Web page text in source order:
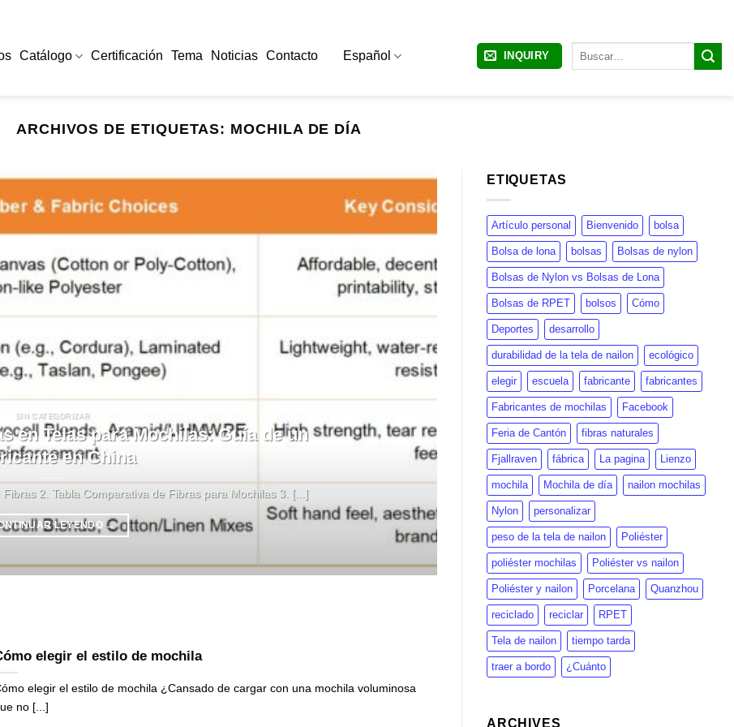
Catálogo Certificación Tema Noticias Contacto Español INQUIRY
ARCHIVOS DE ETIQUETAS: MOCHILA DE DÍA
SIN CATEGORIZAR
en Telas para Mochilas: Guía de un
en China
2. Tabla Comparativa de Fibras para Mochilas 3. [...]
LEYENDO →
elegir el estilo de mochila
elegir el estilo de mochila ¿Cansado de cargar con una mochila voluminosa
no [...]
ETIQUETAS
Artículo personal Bienvenido bolsa
Bolsa de lona bolsas Bolsas de nylon
Bolsas de Nylon vs Bolsas de Lona
Bolsas de RPET bolsos Cómo
Deportes desarrollo
durabilidad de la tela de nailon ecológico
elegir escuela fabricante fabricantes
Fabricantes de mochilas Facebook
Feria de Cantón fibras naturales
Fjallraven fábrica La pagina Lienzo
mochila Mochila de día nailon mochilas
Nylon personalizar
peso de la tela de nailon Poliéster
poliéster mochilas Poliéster vs nailon
Poliéster y nailon Porcelana Quanzhou
reciclado reciclar RPET
Tela de nailon tiempo tarda
traer a bordo ¿Cuánto
ARCHIVES